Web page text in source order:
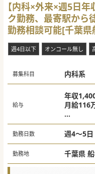
【内科×外来×週5日
ク勤務、最寄駅から
勤務相談可能[千葉県
週4日以下 オンコール無し
募集科目 内科系
給与
年収
月給116
＜給与目
週4日：
週5日：
※ご経験
勤務日数 週4～5
勤務地 千